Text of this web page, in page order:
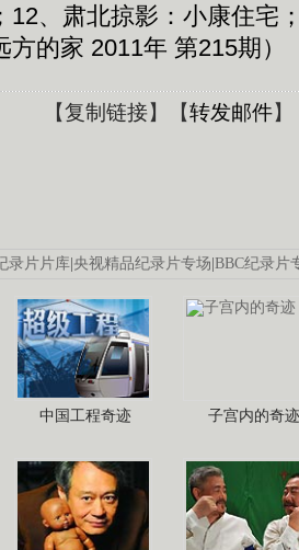
12、肃北掠影：小康住宅
的家 2011年 第215期）
【复制链接】【转发邮件】
录片片库|央视精品纪录片专场|BBC纪录片
中国工程奇迹 子宫内的奇迹